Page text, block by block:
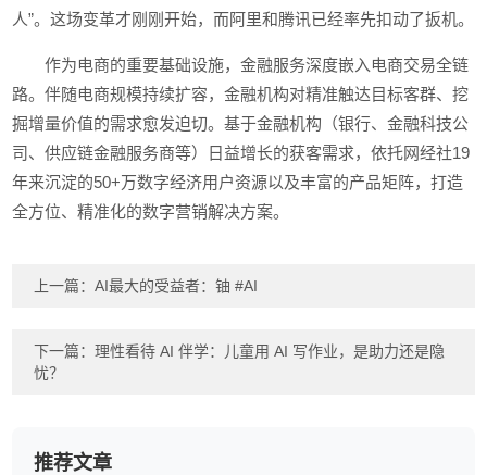
人”。这场变革才刚刚开始，而阿里和腾讯已经率先扣动了扳机。
作为电商的重要基础设施，金融服务深度嵌入电商交易全链
路。伴随电商规模持续扩容，金融机构对精准触达目标客群、挖
掘增量价值的需求愈发迫切。基于金融机构（银行、金融科技公
司、供应链金融服务商等）日益增长的获客需求，依托网经社19
年来沉淀的50+万数字经济用户资源以及丰富的产品矩阵，打造
全方位、精准化的数字营销解决方案。
上一篇：AI最大的受益者：铀 #AI
下一篇：理性看待 AI 伴学：儿童用 AI 写作业，是助力还是隐
忧？
推荐文章